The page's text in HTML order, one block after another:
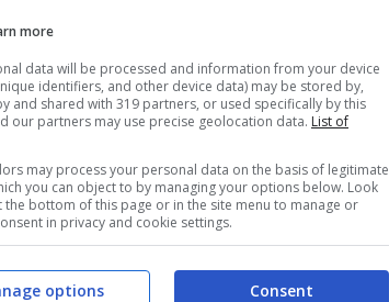
i followers non hanno potuto
la simpatia dei due. Molti di loro
nel programma ‘Masterchef‘ e di
talent culinario.
more
data will be processed and information from your device
identifiers, and other device data) may be stored by,
and shared with 319 partners, or used specifically by this
our partners may use precise geolocation data. List of
may process your personal data on the basis of legitimate
you can object to by managing your options below. Look
the bottom of this page or in the site menu to manage or
in privacy and cookie settings.
Consent
options